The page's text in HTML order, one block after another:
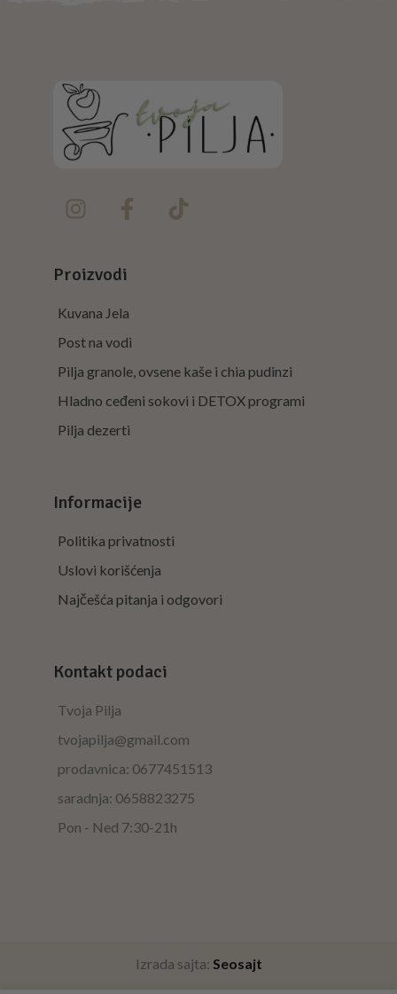
Proizvodi
Kuvana Jela
Post na vodi
Pilja granole, ovsene kaše i chia pudinzi
Hladno ceđeni sokovi i DETOX programi
Pilja dezerti
Informacije
Politika privatnosti
Uslovi korišćenja
Najčešća pitanja i odgovori
Kontakt podaci
Tvoja Pilja
tvojapilja@gmail.com
prodavnica: 0677451513
saradnja: 0658823275
Pon - Ned 7:30-21h
Izrada sajta: Seosajt